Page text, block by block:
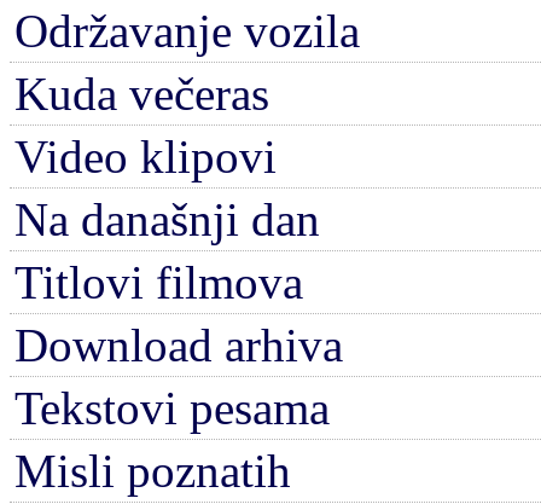
Održavanje vozila
Kuda večeras
Video klipovi
Na današnji dan
Titlovi filmova
Download arhiva
Tekstovi pesama
Misli poznatih